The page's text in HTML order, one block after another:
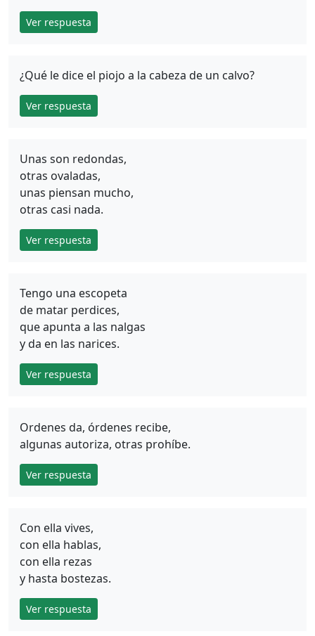
Ver respuesta
¿Qué le dice el piojo a la cabeza de un calvo?
Ver respuesta
Unas son redondas,
otras ovaladas,
unas piensan mucho,
otras casi nada.
Ver respuesta
Tengo una escopeta
de matar perdices,
que apunta a las nalgas
y da en las narices.
Ver respuesta
Ordenes da, órdenes recibe,
algunas autoriza, otras prohíbe.
Ver respuesta
Con ella vives,
con ella hablas,
con ella rezas
y hasta bostezas.
Ver respuesta